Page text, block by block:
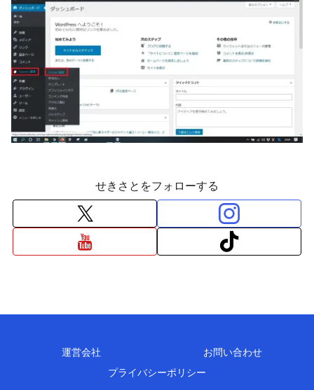
せきさとをフォローする
運営会社
お問い合わせ
プライバシーポリシー